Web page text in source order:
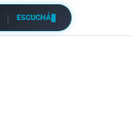
ESCUCHÁ